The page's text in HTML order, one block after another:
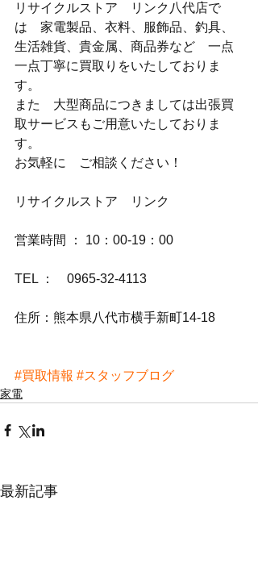
リサイクルストア　リンク八代店で
は　家電製品、衣料、服飾品、釣具、
生活雑貨、貴金属、商品券など　一点
一点丁寧に買取りをいたしておりま
す。
また　大型商品につきましては出張買
取サービスもご用意いたしておりま
す。
お気軽に　ご相談ください！
リサイクルストア　リンク
営業時間 ： 10：00-19：00
TEL ：　0965-32-4113
住所：熊本県八代市横手新町14-18
#買取情報 #スタッフブログ
家電
最新記事